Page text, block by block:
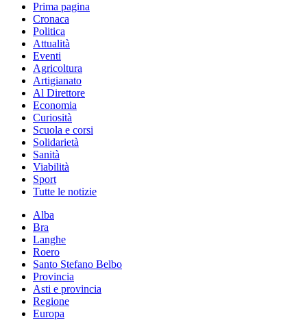
Prima pagina
Cronaca
Politica
Attualità
Eventi
Agricoltura
Artigianato
Al Direttore
Economia
Curiosità
Scuola e corsi
Solidarietà
Sanità
Viabilità
Sport
Tutte le notizie
Alba
Bra
Langhe
Roero
Santo Stefano Belbo
Provincia
Asti e provincia
Regione
Europa